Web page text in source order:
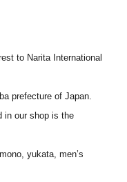
to Narita International
prefecture of Japan.
in our shop is the
yukata, men’s